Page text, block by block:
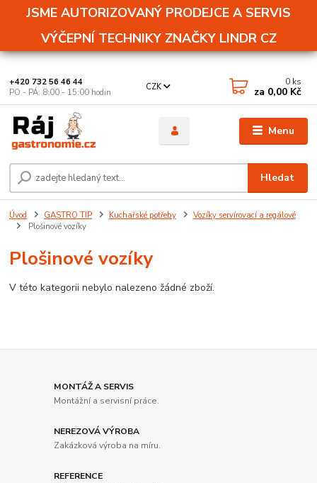
JSME AUTORIZOVANÝ PRODEJCE A SERVIS
VÝČEPNÍ TECHNIKY ZNAČKY LINDR CZ
Menu
CZK
Hledat
+420 732 56 46 44
PO - PÁ: 8:00 - 15:00 hodin
0 ks
za 0,00 Kč
Úvod GASTRO TIP Kuchařské potřeby
Vozíky servírovací a regálové
Plošinové vozíky
Plošinové vozíky
V této kategorii nebylo nalezeno žádné zboží.
MONTÁŽ A SERVIS
Montážní a servisní práce.
NEREZOVÁ VÝROBA
Zakázková výroba na míru.
REFERENCE